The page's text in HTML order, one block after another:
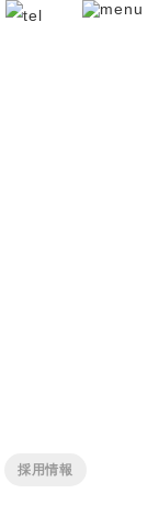
採用情報